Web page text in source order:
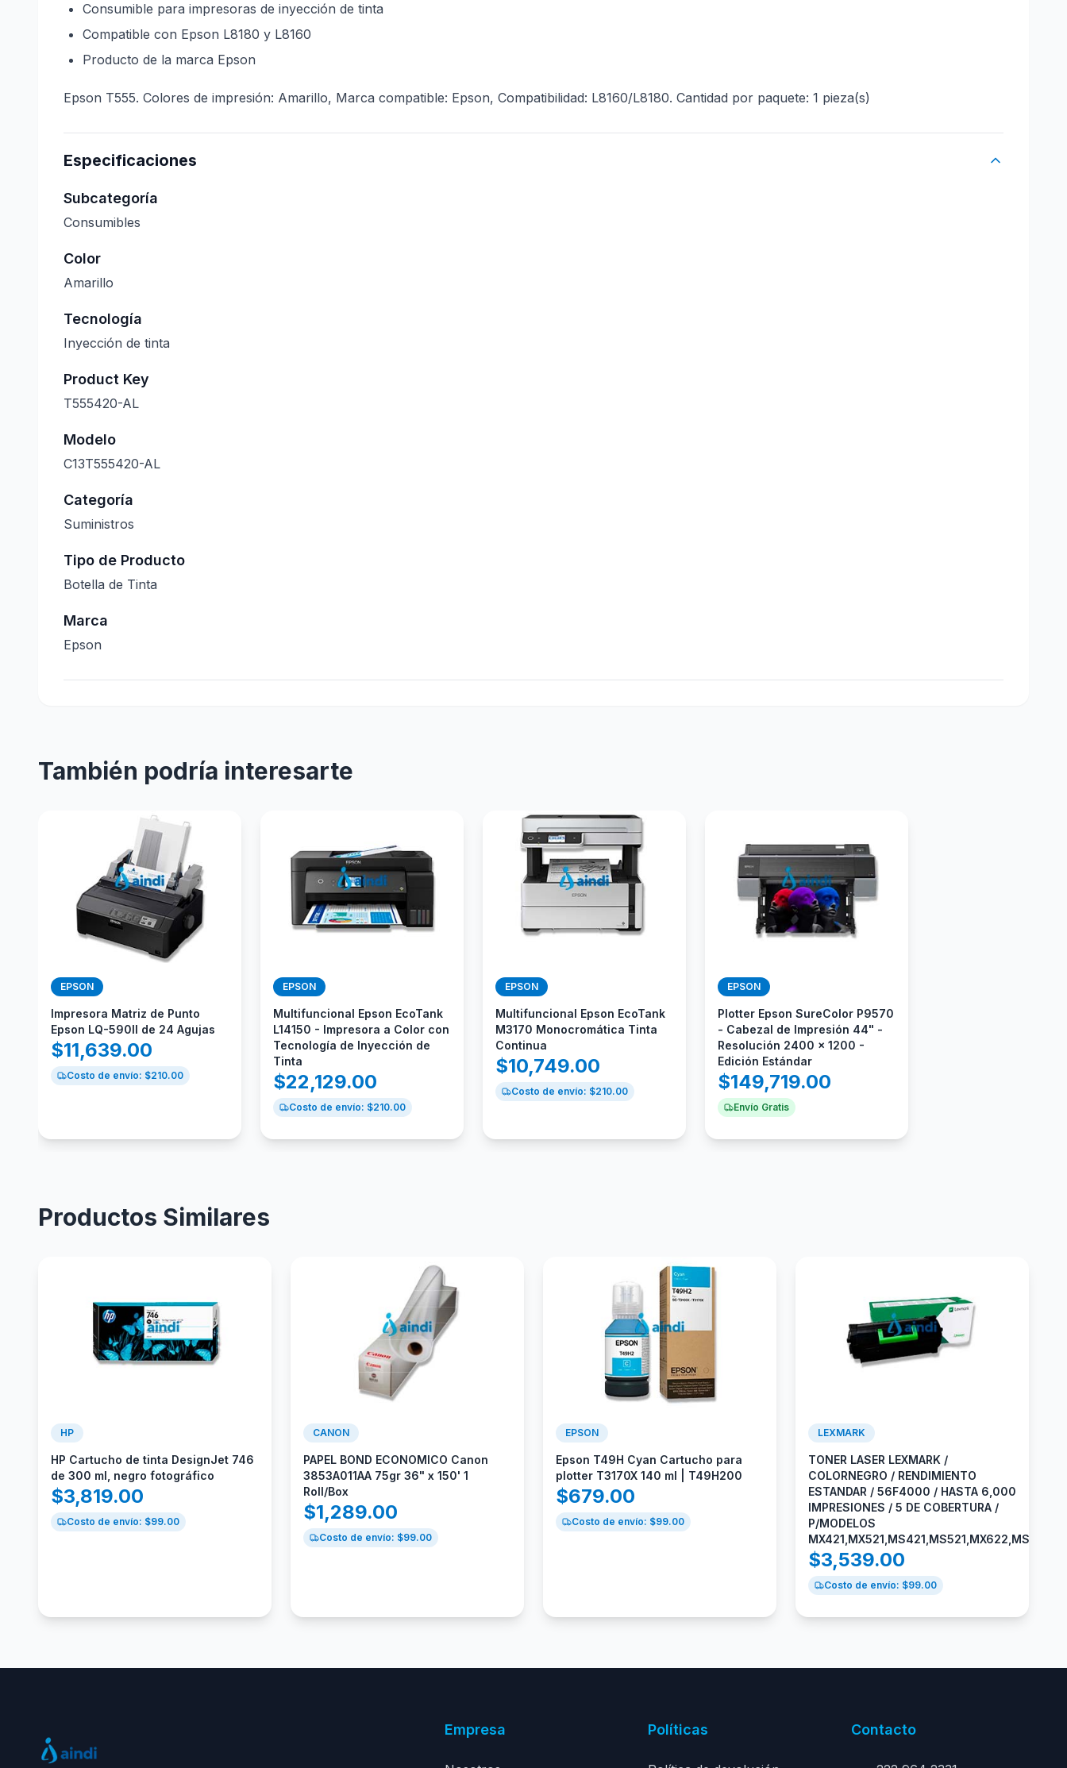
Consumible para impresoras de inyección de tinta
Compatible con Epson L8180 y L8160
Producto de la marca Epson
Epson T555. Colores de impresión: Amarillo, Marca compatible: Epson, Compatibilidad: L8160/L8180. Cantidad por paquete: 1 pieza(s)
Especificaciones
Subcategoría
Consumibles
Color
Amarillo
Tecnología
Inyección de tinta
Product Key
T555420-AL
Modelo
C13T555420-AL
Categoría
Suministros
Tipo de Producto
Botella de Tinta
Marca
Epson
También podría interesarte
EPSON
Impresora Matriz de Punto
Epson LQ-590II de 24 Agujas
$11,639.00
Costo de envío: $210.00
EPSON
Multifuncional Epson EcoTank
L14150 - Impresora a Color con
Tecnología de Inyección de
Tinta
$22,129.00
Costo de envío: $210.00
EPSON
Multifuncional Epson EcoTank
M3170 Monocromática Tinta
Continua
$10,749.00
Costo de envío: $210.00
EPSON
Plotter Epson SureColor P9570
- Cabezal de Impresión 44" -
Resolución 2400 x 1200 -
Edición Estándar
$149,719.00
Envío Gratis
Productos Similares
HP
HP Cartucho de tinta DesignJet 746
de 300 ml, negro fotográfico
$3,819.00
Costo de envío: $99.00
CANON
PAPEL BOND ECONOMICO Canon
3853A011AA 75gr 36" x 150' 1
Roll/Box
$1,289.00
Costo de envío: $99.00
EPSON
Epson T49H Cyan Cartucho para
plotter T3170X 140 ml | T49H200
$679.00
Costo de envío: $99.00
LEXMARK
TONER LASER LEXMARK /
COLORNEGRO / RENDIMIENTO
ESTANDAR / 56F4000 / HASTA 6,000
IMPRESIONES / 5 DE COBERTURA /
P/MODELOS
$3,539.00
Costo de envío: $99.00
Empresa Políticas Contacto